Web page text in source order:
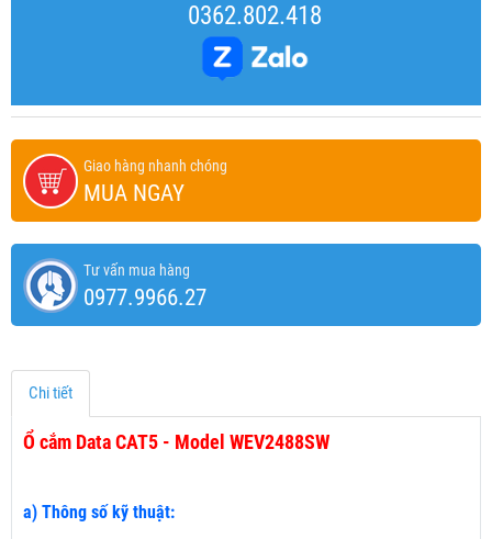
0362.802.418
Giao hàng nhanh chóng
MUA NGAY
Tư vấn mua hàng
0977.9966.27
Chi tiết
Ổ cắm Data CAT5 - Model WEV2488SW
a) Thông số kỹ thuật: